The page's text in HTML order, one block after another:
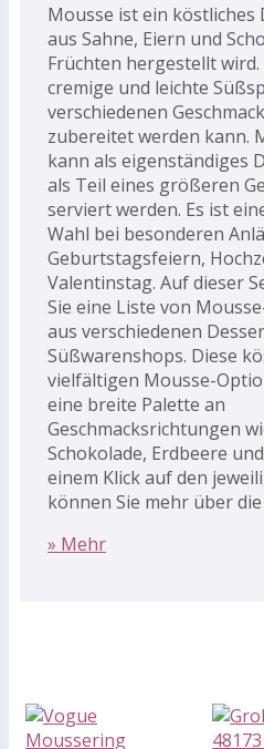
Mousse ist ein köstliches
aus Sahne, Eiern und
Früchten hergestellt wird.
cremige und leichte
verschiedenen
zubereitet werden kann.
kann als eigenständiges
als Teil eines größeren
serviert werden. Es ist
Wahl bei besonderen
Geburtstagsfeiern,
Valentinstag. Auf dieser
Sie eine Liste von
aus verschiedenen
Süßwarenshops. Diese
vielfältigen Mousse-
eine breite Palette an
Geschmacksrichtungen
Schokolade, Erdbeere
einem Klick auf den
können Sie mehr über
» Mehr